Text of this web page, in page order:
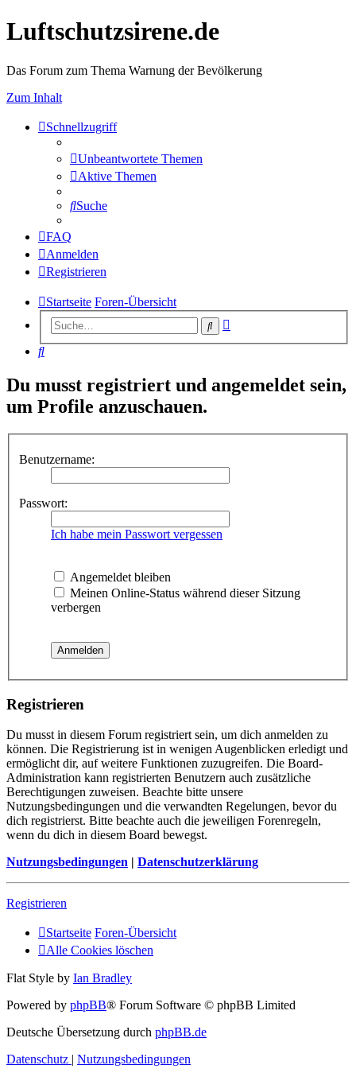
Luftschutzsirene.de
Das Forum zum Thema Warnung der Bevölkerung
Zum Inhalt
Schnellzugriff
Unbeantwortete Themen
Aktive Themen
Suche
FAQ
Anmelden
Registrieren
Startseite Foren-Übersicht
Suche
Suche
Du musst registriert und angemeldet sein,
um Profile anzuschauen.
Benutzername:
Passwort:
Ich habe mein Passwort vergessen
Angemeldet bleiben
Meinen Online-Status während dieser Sitzung
verbergen
Registrieren
Du musst in diesem Forum registriert sein, um dich anmelden zu
können. Die Registrierung ist in wenigen Augenblicken erledigt und
ermöglicht dir, auf weitere Funktionen zuzugreifen. Die Board-
Administration kann registrierten Benutzern auch zusätzliche
Berechtigungen zuweisen. Beachte bitte unsere
Nutzungsbedingungen und die verwandten Regelungen, bevor du
dich registrierst. Bitte beachte auch die jeweiligen Forenregeln,
wenn du dich in diesem Board bewegst.
Nutzungsbedingungen | Datenschutzerklärung
Registrieren
Startseite Foren-Übersicht
Alle Cookies löschen
Flat Style by Ian Bradley
Powered by phpBB® Forum Software © phpBB Limited
Deutsche Übersetzung durch phpBB.de
Datenschutz | Nutzungsbedingungen